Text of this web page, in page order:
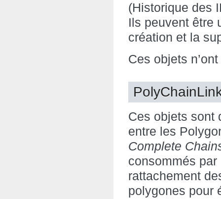
(Historique des
Ils peuvent être
création et la
Ces objets
Ces objets sont
entre les
Complete
consommés
rattachement
polygones pour